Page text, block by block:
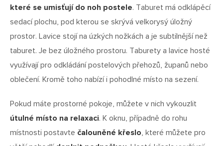
které se umisťují do noh postele. Taburet má odklápěcí
sedací plochu, pod kterou se skrývá velkorysý úložný
prostor. Lavice stojí na úzkých nožkách a je subtilnější než
taburet. Je bez úložného prostoru. Taburety a lavice hosté
využívají pro odkládání postelových přehozů, županů nebo
oblečení. Kromě toho nabízí i pohodlné místo na sezení.
Pokud máte prostorné pokoje, můžete v nich vykouzlit
útulné místo na relaxaci. K oknu, případně do rohu
místnosti postavte čalouněné křeslo, které můžete pro